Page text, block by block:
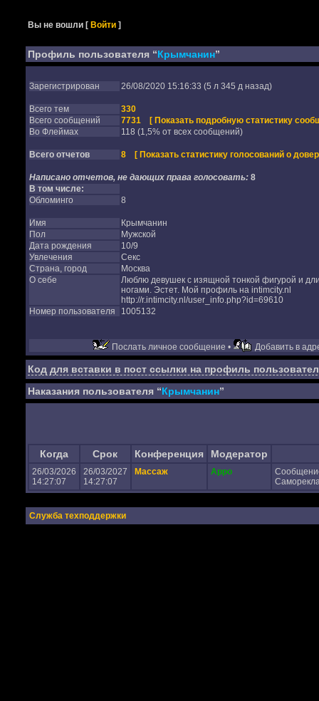
Вы не вошли [Войти ]
Профиль пользователя “Крымчанин”
Зарегистрирован 26/08/2020 15:16:33 (5 л 345 д назад)
Всего тем
330
Всего сообщений
7731
[ Показать подробную статистику
Во Флеймах
118 (1,5% от всех сообщений)
Всего отчетов 8 [ Показать статистику голосований о
Написано отчетов, не дающих права голосовать: 8
В том числе:
Обломинго
8
Имя
Крымчанин
Пол
Мужской
Дата рождения
10/9
Увлечения
Секс
Страна, город
Москва
О себе
Люблю девушек с изящной тонкой фигурой и
ногами. Эстет. Мой профиль на intimcity.nl
http://r.intimcity.nl/user_info.php?id=69610
Номер пользователя
1005132
Послать личное сообщение • Добавить в
Код для вставки в пост ссылки на профиль
Наказания пользователя “Крымчанин”
Когда Срок Конференция Модератор
26/03/2026
14:27:07
26/03/2027
14:27:07
Массаж Appo
Служба техподдержки